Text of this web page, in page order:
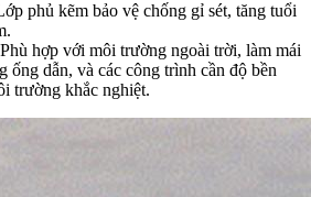
phủ kẽm bảo vệ chống gỉ sét, tăng tuổi
Phù hợp với môi trường ngoài trời, làm mái
ống dẫn, và các công trình cần độ bền
trường khắc nghiệt.